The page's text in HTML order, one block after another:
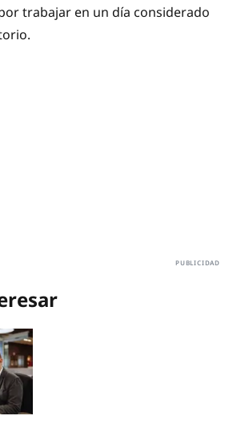
trabajar en un día considerado